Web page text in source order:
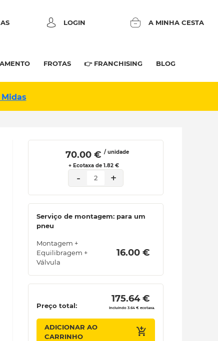
LOGIN A MINHA CESTA
FROTAS 👉 FRANCHISING BLOG
70.00 € / unidade
+ Ecotaxa de 1.82 €
- 2 +
Serviço de montagem: para um
pneu
Montagem +
Equilibragem +
Válvula
16.00 €
Preço total:
175.64 €
Incluindo 3.64 € ecotaxa.
ADICIONAR AO
CARRINHO